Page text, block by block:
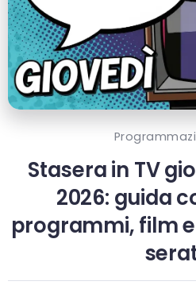
Stasera in TV
2026: guida
programmi, film